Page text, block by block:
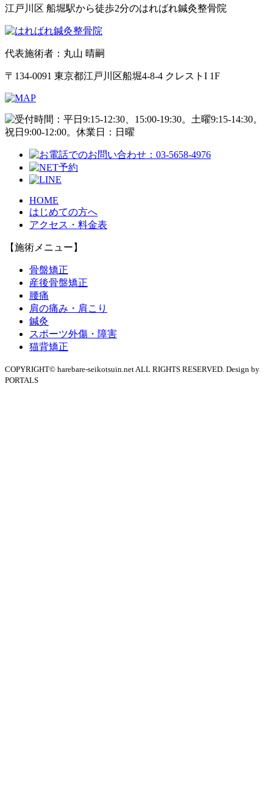
江戸川区 船堀駅から徒歩2分のはればれ鍼灸整骨院
代表施術者：丸山 晴嗣
〒134-0091 東京都江戸川区船堀4-8-4 クレストI 1F
HOME
はじめての方へ
アクセス・料金表
【施術メニュー】
骨盤矯正
産後骨盤矯正
腰痛
肩の痛み・肩こり
鍼灸
スポーツ外傷・障害
猫背矯正
COPYRIGHT© harebare-seikotsuin.net ALL RIGHTS RESERVED. Design by
PORTALS